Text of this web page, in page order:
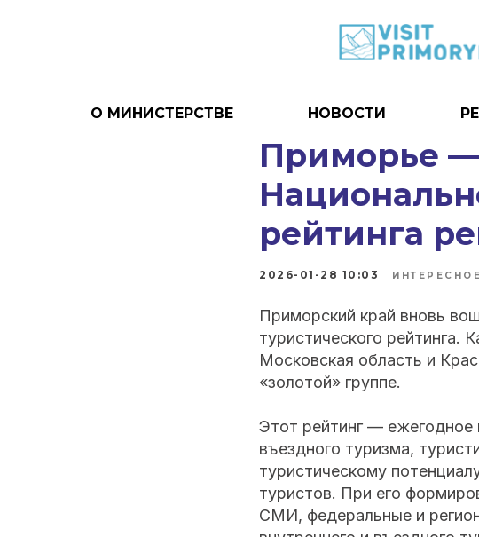
О МИНИСТЕРСТВЕ НОВОСТИ
Приморье —
рейтинга
2026-01-28 10:03 ИНТЕРЕСНОЕ
Приморский край вновь
туристического рейтинга.
Московская область и
«золотой» группе.
Этот рейтинг — ежегодное
въездного туризма,
туристическому
туристов. При его
СМИ, федеральные и